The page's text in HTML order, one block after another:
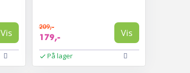
Vis
209,-
179,- Vis
På lager